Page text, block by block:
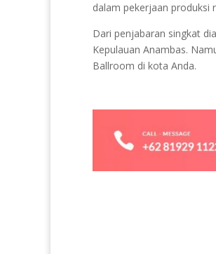
dalam pekerjaan produksi
Dari penjabaran singkat
Kepulauan Anambas.
Ballroom di kota Anda.